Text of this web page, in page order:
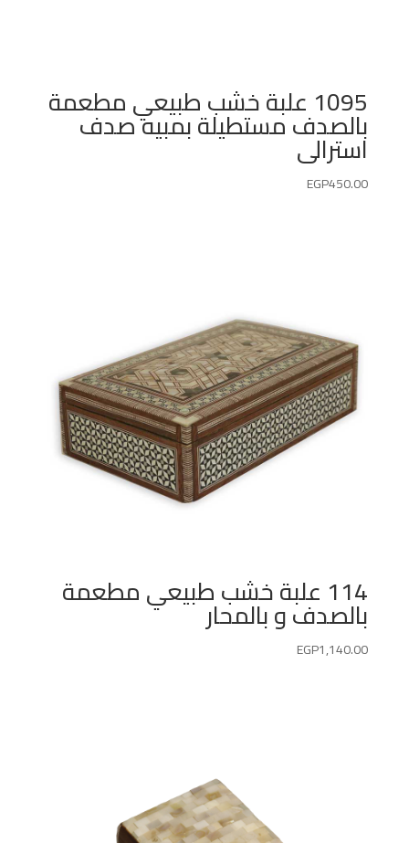
1095 علبة خشب طبيعي مطعمة
بالصدف مستطيلة بمبيه صدف
استرالى
EGP450.00
114 علبة خشب طبيعي مطعمة
بالصدف و بالمحار
EGP1,140.00